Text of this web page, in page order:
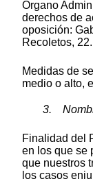
Órgano
derechos de
oposición:
Recoletos,
Medidas de
medio o alto,
3.
Finalidad del
en los que se
que nuestros
los casos